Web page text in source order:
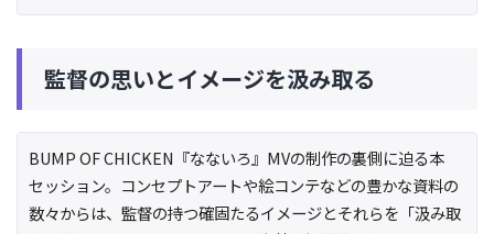
監督の思いとイメージを汲み取る
BUMP OF CHICKEN『なないろ』MVの制作の裏側に迫る本
セッション。コンセプトアートや絵コンテなどの豊かな資料の
数々からは、監督の持つ確固たるイメージとそれらを「汲み取